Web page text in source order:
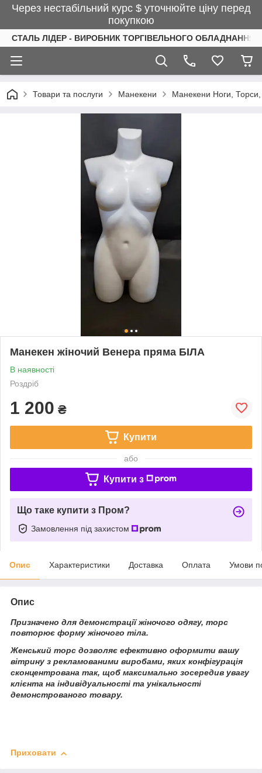
Через нестабільний курс $ уточнюйте ціну перед
покупкою
СТАЛЬ ЛІДЕР - ВИРОБНИК ТОРГІВЕЛЬНОГО ОБЛАДНАННЯ
Товари та послуги Манекени Манекени Ноги,
Манекен жіночий Венера пряма БІЛА
В наявності
Роздріб
1 200 ₴
Купити
або
Купити з
Що таке купити з Пром?
Замовлення під захистом
Опис Характеристики Доставка Оплата Умови
Опис
Призначено для демонстрації жіночого одягу, торс
повторює форму жіночого тіла.
Женський торс дозволяє ефективно оформити вашу
вітрину з рекламованими виробами, яких конфігурація
сконцентрована так, щоб максимально зосередив увагу
клієнта на індивідуальності та унікальності
демонстрованого товару.
Приховати